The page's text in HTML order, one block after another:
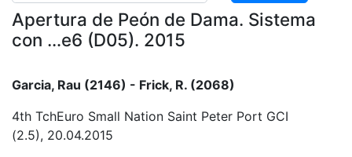
Apertura de Peón de Dama. Sistema
con …e6 (D05). 2015
Garcia, Rau (2146) - Frick, R. (2068)
4th TchEuro Small Nation Saint Peter Port GCI
(2.5), 20.04.2015